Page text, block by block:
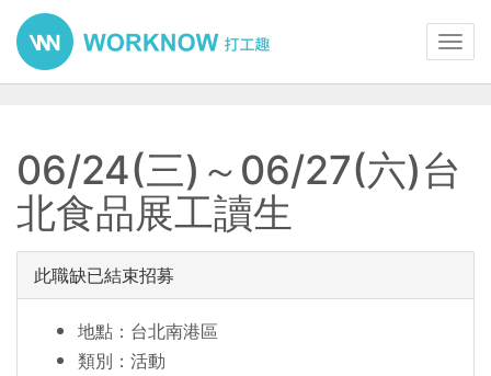
06/24(三)～06/27(六)台
北食品展工讀生
此職缺已結束招募
地點：台北南港區
類別：活動